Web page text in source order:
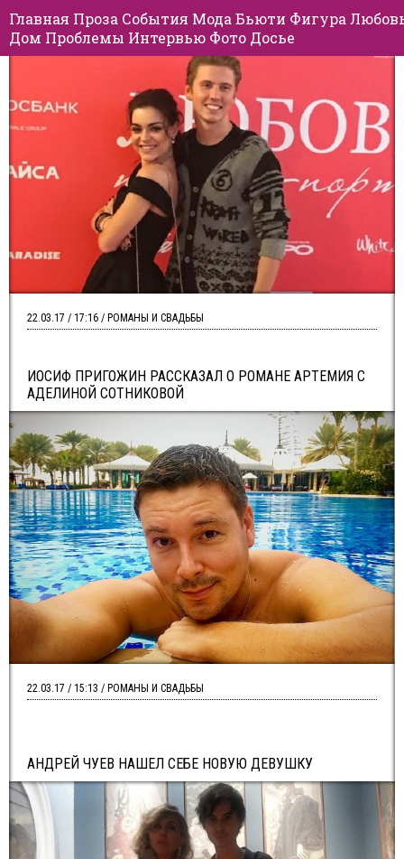
Главная Проза События Мода Бьюти Фигура
Дом Проблемы Интервью Фото Досье
ИОСИФ ПРИГОЖИН РАССКАЗАЛ О РОМАНЕ АРТЕМИЯ С
АДЕЛИНОЙ СОТНИКОВОЙ
22.03.17 / 17:16 / РОМАНЫ И СВАДЬБЫ
АНДРЕЙ ЧУЕВ НАШЕЛ СЕБЕ НОВУЮ ДЕВУШКУ
22.03.17 / 15:13 / РОМАНЫ И СВАДЬБЫ